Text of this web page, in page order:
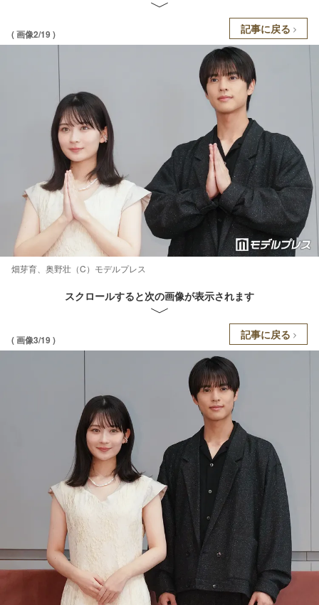
( 画像2/19 ) 記事に戻る
畑芽育、奥野壮（C）モデルプレス
スクロールすると次の画像が表示されます
( 画像3/19 ) 記事に戻る